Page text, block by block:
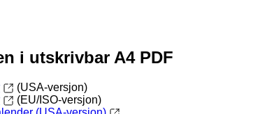
i utskrivbar A4 PDF
(USA-versjon)
(EU/ISO-versjon)